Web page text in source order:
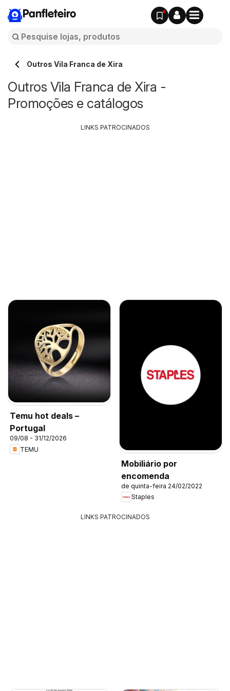
Panfleteiro
Outros Vila Franca de Xira
Outros Vila Franca de Xira -
Promoções e catálogos
Temu hot deals –
Portugal
09/08 - 31/12/2026
TEMU
Mobiliário por
encomenda
de quinta-feira 24/02/2022
Staples
LINKS PATROCINADOS
LINKS PATROCINADOS